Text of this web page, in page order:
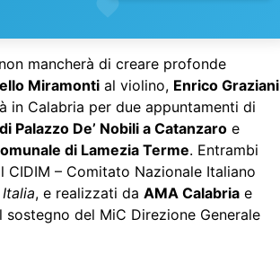
mancherà di creare profonde
Miramonti al violino, Enrico Graziani
in Calabria per due appuntamenti di
Palazzo De’ Nobili a Catanzaro e
di Lamezia Terme. Entrambi
– Comitato Nazionale Italiano
, e realizzati da AMA Calabria e
sostegno del MiC Direzione Generale